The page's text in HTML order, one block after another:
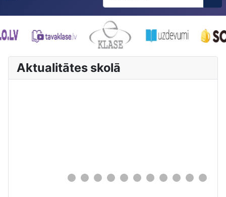
Type 2 or more characters for
Aktualitātes skolā